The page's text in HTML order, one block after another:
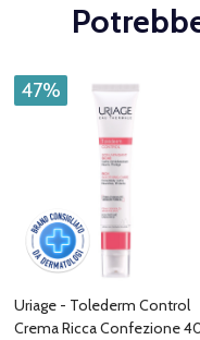
47%
Uriage - Tolederm Control
Crema Ricca Confezione